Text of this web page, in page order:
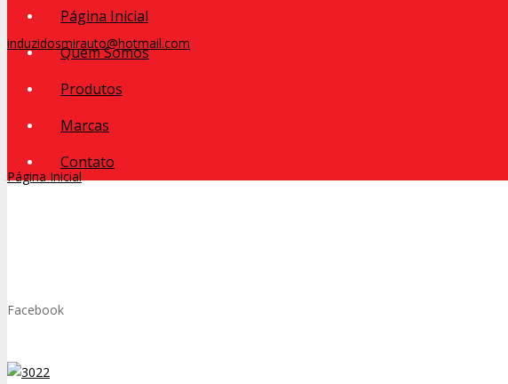
induzidosmirauto@hotmail.com
Página Inicial
Facebook
Página Inicial
Quem Somos
Produtos
Marcas
Contato